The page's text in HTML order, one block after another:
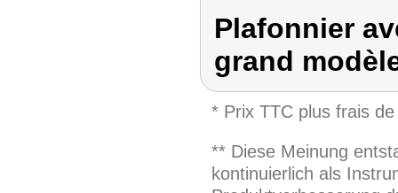
Plafonnier
grand
* Prix TTC plus frais
** Diese Meinung
kontinuierlich als